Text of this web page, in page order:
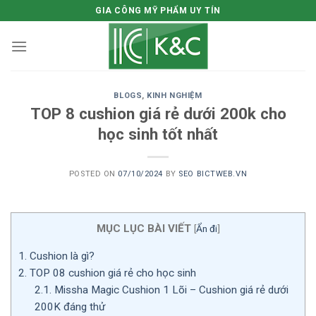
to
content
GIA CÔNG MỸ PHẨM UY TÍN
BLOGS, KINH NGHIỆM
TOP 8 cushion giá rẻ dưới 200k cho
học sinh tốt nhất
POSTED ON 07/10/2024 BY SEO BICTWEB.VN
MỤC LỤC BÀI VIẾT [Ẩn đi]
1. Cushion là gì?
2. TOP 08 cushion giá rẻ cho học sinh
2.1. Missha Magic Cushion 1 Lõi – Cushion giá rẻ dưới
200K đáng thử